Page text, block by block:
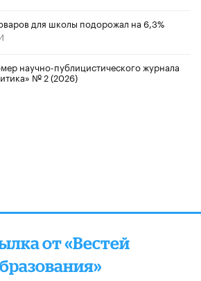
для школы подорожал на 6,3%
научно-публицистического журнала
№ 2 (2026)
от «Вестей